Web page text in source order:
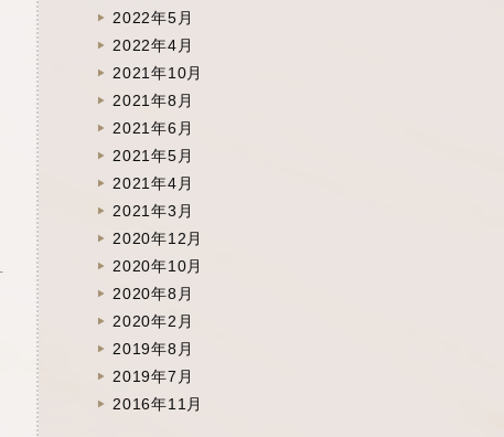
2022年5月
2022年4月
2021年10月
2021年8月
2021年6月
2021年5月
2021年4月
2021年3月
2020年12月
2020年10月
2020年8月
2020年2月
2019年8月
2019年7月
2016年11月